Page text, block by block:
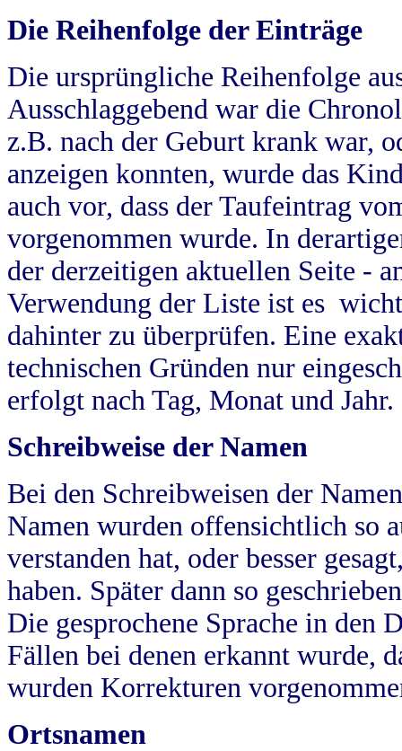
Die Reihenfolge der Einträge
Die ursprüngliche Reihenfolge
Ausschlaggebend war die
z.B. nach der Geburt krank war,
anzeigen konnten, wurde das
auch vor, dass der Taufeintrag
vorgenommen wurde. In
der derzeitigen aktuellen Seite -
Verwendung der Liste ist es
dahinter zu überprüfen. Eine
technischen Gründen nur
erfolgt nach Tag, Monat und Jahr.
Schreibweise der Namen
Bei den Schreibweisen der
Namen wurden offensichtlich so
verstanden hat, oder besser
haben. Später dann so
Die gesprochene Sprache in
Fällen bei denen erkannt wurde,
wurden Korrekturen
Ortsnamen